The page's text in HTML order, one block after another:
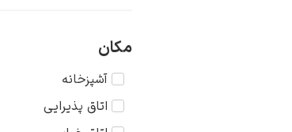
عشق
غرب وحشی
کودک
56×42
56×56
75×56
75×75
مکان
آشپزخانه
اتاق پذیرایی